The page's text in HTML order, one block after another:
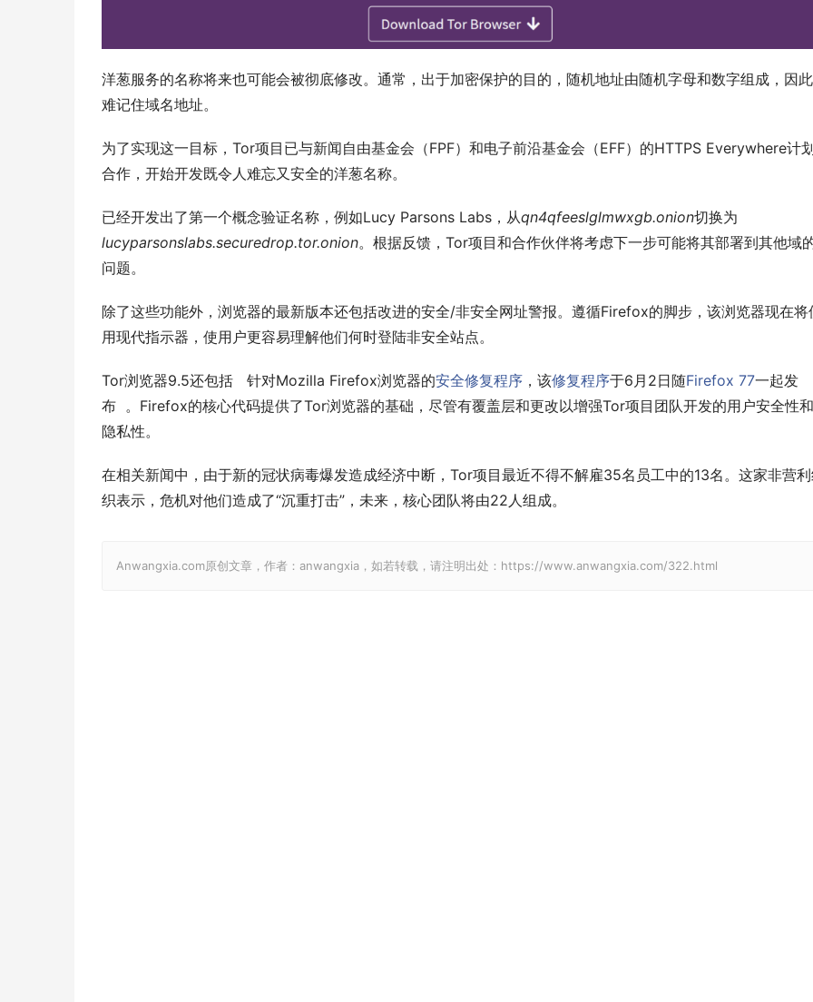
洋葱服务的名称将来也可能会被彻底修改。通常，出于加密保护的目的，随机地址由随机字母和数字组成，因
难记住域名地址。
为了实现这一目标，Tor项目已与新闻自由基金会（FPF）和电子前沿基金会（EFF）的HTTPS Everywhere计
合作，开始开发既令人难忘又安全的洋葱名称。
已经开发出了第一个概念验证名称，例如Lucy Parsons Labs，从qn4qfeeslglmwxgb.onion切换为
lucyparsonslabs.securedrop.tor.onion。根据反馈，Tor项目和合作伙伴将考虑下一步可能将其部署到其他域
问题。
除了这些功能外，浏览器的最新版本还包括改进的安全/非安全网址警报。遵循Firefox的脚步，该浏览器现在将
用现代指示器，使用户更容易理解他们何时登陆非安全站点。
Tor浏览器9.5还包括   针对Mozilla Firefox浏览器的安全修复程序 ，该修复程序于6月2日随Firefox 77一起发
布  。Firefox的核心代码提供了Tor浏览器的基础，尽管有覆盖层和更改以增强Tor项目团队开发的用户安全性和
隐私性。
在相关新闻中，由于新的冠状病毒爆发造成经济中断，Tor项目最近不得不解雇35名员工中的13名。这家非营
织表示，危机对他们造成了“沉重打击”，未来，核心团队将由22人组成。
Anwangxia.com原创文章，作者：anwangxia，如若转载，请注明出处：https://www.anwangxia.com/322.html